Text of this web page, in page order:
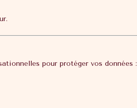
pour protéger vos données :